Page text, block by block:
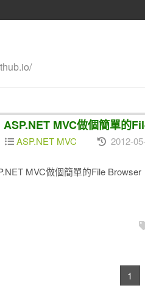
MVC做個簡單的
ASP.NET MVC 2012-
MVC做個簡單的File Browser
1